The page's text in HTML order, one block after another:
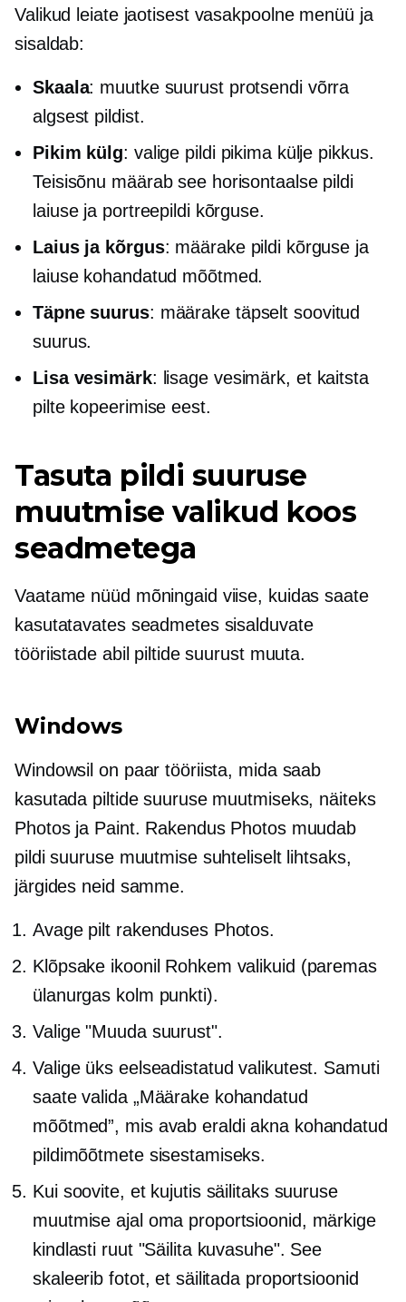
Valikud leiate jaotisest vasakpoolnemenüü ja
sisaldab:
Skaala: muutke suurust protsendi võrra
algsest pildist.
Pikim külg: valige pildi pikima külje pikkus.
Teisisõnu määrab see horisontaalse pildi
laiuse ja portreepildi kõrguse.
Laius ja kõrgus: määrake pildi kõrguse ja
laiuse kohandatud mõõtmed.
Täpne suurus: määrake täpselt soovitud
suurus.
Lisa vesimärk: lisage vesimärk, et kaitsta
pilte kopeerimise eest.
Tasuta pildi suuruse
muutmise valikud koos
seadmetega
Vaatame nüüd mõningaid viise, kuidas saate
kasutatavates seadmetes sisalduvate
tööriistade abil piltide suurust muuta.
Windows
Windowsil on paar tööriista, mida saab
kasutada piltide suuruse muutmiseks, näiteks
Photos ja Paint. Rakendus Photos muudab
pildi suuruse muutmise suhteliselt lihtsaks,
järgides neid samme.
Avage pilt rakenduses Photos.
Klõpsake ikoonil Rohkem valikuid (paremas
ülanurgas kolm punkti).
Valige "Muuda suurust".
Valige üks eelseadistatud valikutest. Samuti
saate valida „Määrake kohandatud
mõõtmed”, mis avab eraldi akna kohandatud
pildimõõtmete sisestamiseks.
Kui soovite, et kujutis säilitaks suuruse
muutmise ajal oma proportsioonid, märkige
kindlasti ruut "Säilita kuvasuhe". See
skaleerib fotot, et säilitada proportsioonid